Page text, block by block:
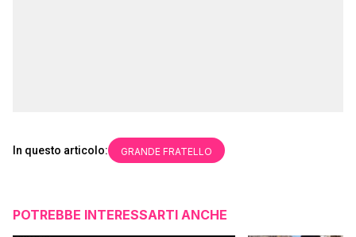
In questo articolo: GRANDE FRATELLO
POTREBBE INTERESSARTI ANCHE